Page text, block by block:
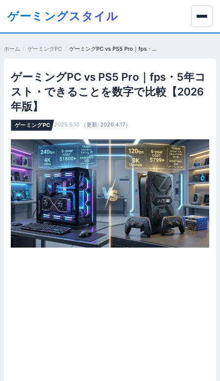
ツ
ゲーミングスタイル
ホーム ゲーミングPC ゲーミングPC vs PS5 Pro｜fps・5年コスト・できることを数字で比較【2026年版】
ゲーミングPC vs PS5 Pro｜fps・5年コ
スト・できることを数字で比較【2026
年版】
ゲーミングPC 2025.5.10 （更新: 2026.4.17）